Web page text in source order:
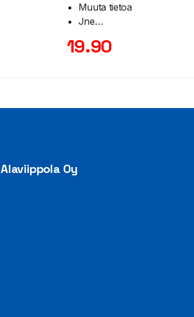
Muuta tietoa
Jne…
19.90
Oy